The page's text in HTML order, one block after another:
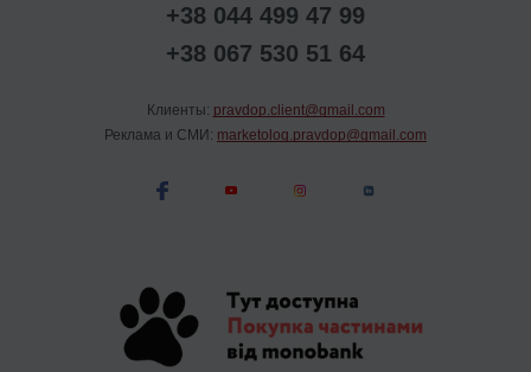
+38 044 499 47 99
+38 067 530 51 64
Клиенты: pravdop.client@gmail.com
Реклама и СМИ: marketolog.pravdop@gmail.com